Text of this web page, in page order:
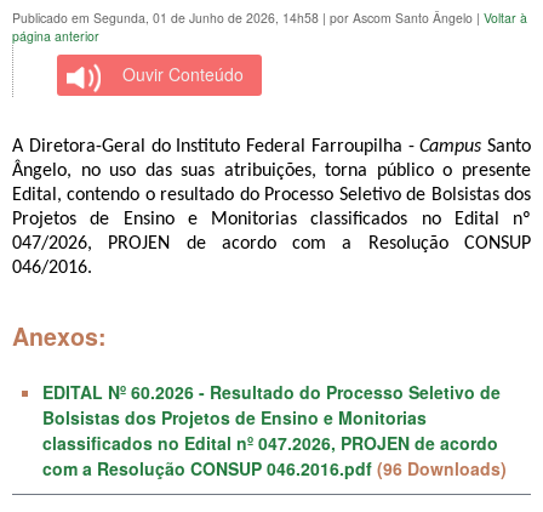
Publicado em Segunda, 01 de Junho de 2026, 14h58 | por Ascom Santo Ângelo | Voltar à
página anterior
Ouvir Conteúdo
A Diretora-Geral do Instituto Federal Farroupilha -Campus Santo
Ângelo, no uso dassuas atribuições, torna público o presente
Edital, contendo o resultado do Processo Seletivo de Bolsistas dos
Projetos de Ensino e
Monitorias classificados no Edital nº
047/2026, PROJEN de acordo com a Resolução CONSUP
046/2016.
Anexos:
EDITAL Nº 60.2026 - Resultado do Processo Seletivo de
Bolsistas dos Projetos de Ensino e Monitorias
classificados no Edital nº 047.2026, PROJEN de acordo
com a Resolução CONSUP 046.2016.pdf (96 Downloads)